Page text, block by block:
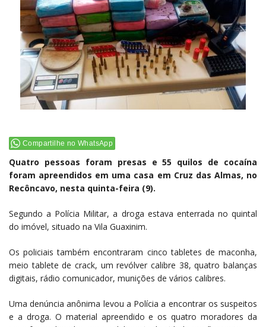
Compartilhe no WhatsApp
Quatro pessoas foram presas e 55 quilos de cocaína
foram apreendidos em uma casa em Cruz das Almas, no
Recôncavo, nesta quinta-feira (9).
Segundo a Polícia Militar, a droga estava enterrada no quintal
do imóvel, situado na Vila Guaxinim.
Os policiais também encontraram cinco tabletes de maconha,
meio tablete de crack, um revólver calibre 38, quatro balanças
digitais, rádio comunicador, munições de vários calibres.
Uma denúncia anônima levou a Polícia a encontrar os suspeitos
e a droga. O material apreendido e os quatro moradores da